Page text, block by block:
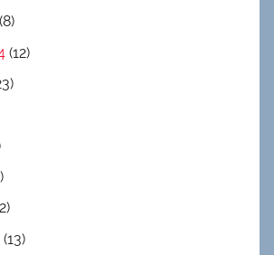
(8)
(12)
(13)